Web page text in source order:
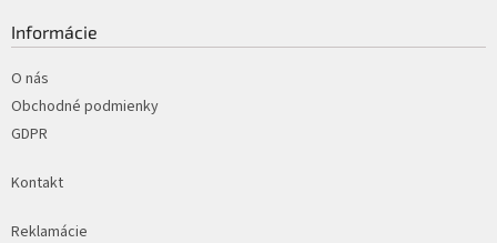
Informácie
O nás
Obchodné podmienky
GDPR
Kontakt
Reklamácie